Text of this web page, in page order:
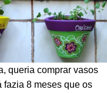
queria comprar vasos
fazia 8 meses que os